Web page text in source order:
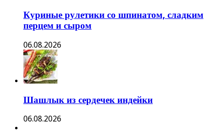
Куриные рулетики со шпинатом, сладким
перцем и сыром
06.08.2026
Шашлык из сердечек индейки
06.08.2026